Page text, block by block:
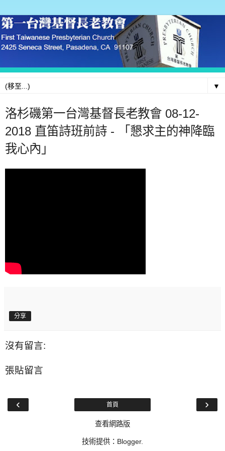
▼
洛杉磯第一台灣基督長老教會 08-12-
2018 直笛詩班前詩 - 「懇求主的神降臨
我心內」
分享
沒有留言:
張貼留言
‹ ›
首頁
查看網路版
技術提供： Blogger.